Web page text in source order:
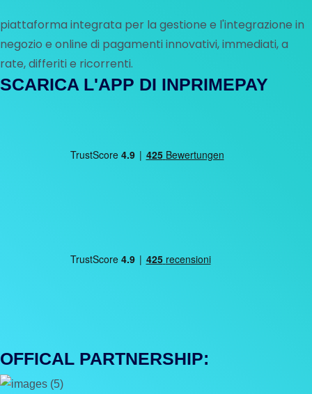
piattaforma integrata per la gestione e l'integrazione in
negozio e online di pagamenti innovativi, immediati, a
rate, differiti e ricorrenti.
SCARICA L'APP DI INPRIMEPAY
OFFICAL PARTNERSHIP: